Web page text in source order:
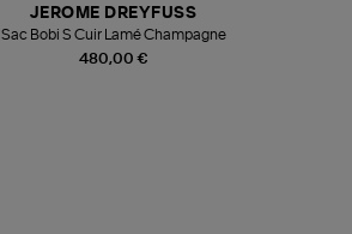
480,00 €
JEROME DREYFUSS
Sac Bobi S Cuir Lamé Champagne